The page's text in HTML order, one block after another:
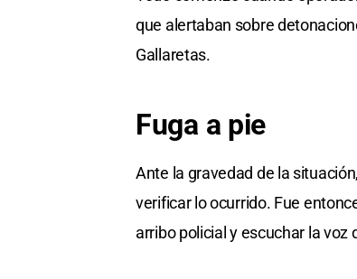
que alertaban sobre
Gallaretas.
Fuga a pie
Ante la gravedad de la
verificar lo ocurrido. Fue
arribo policial y escuchar la voz